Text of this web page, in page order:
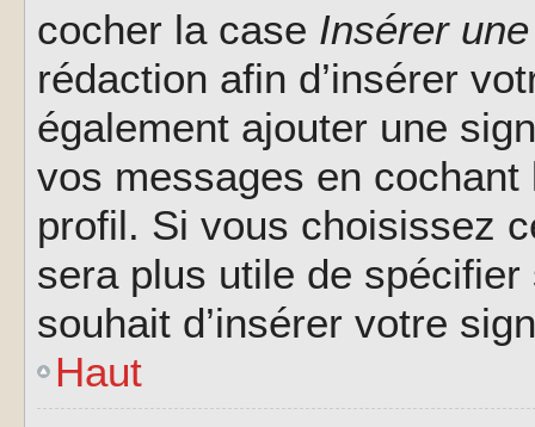
cocher la case Insérer
rédaction afin d’insérer
également ajouter une
vos messages en
profil. Si vous choisissez
sera plus utile de
souhait d’insérer votre
Haut